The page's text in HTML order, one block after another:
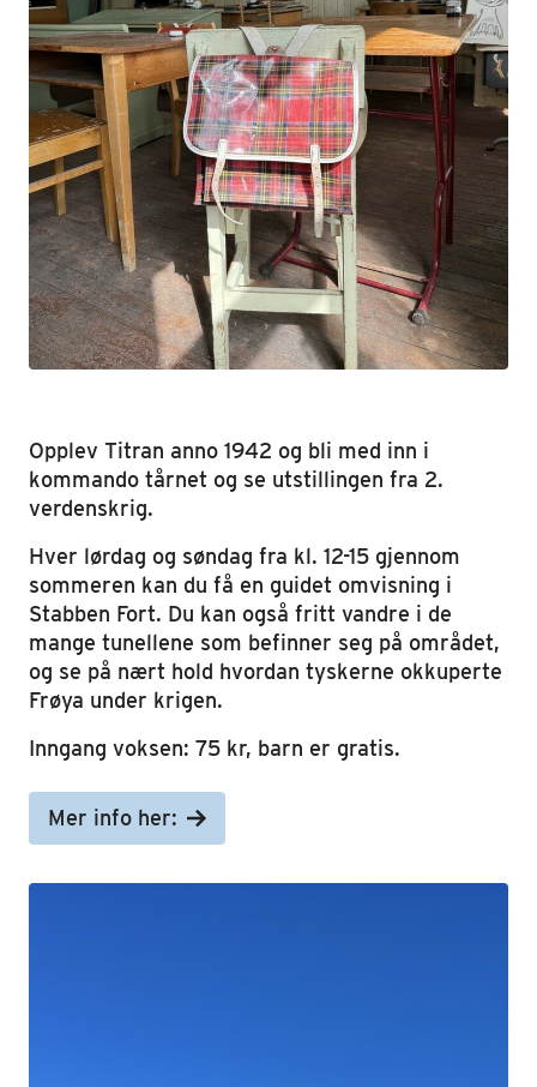
Opplev Titran anno 1942 og bli med inn i
kommando tårnet og se utstillingen fra 2.
verdenskrig.
Hver lørdag og søndag fra kl. 12-15 gjennom
sommeren kan du få en guidet omvisning i
Stabben Fort. Du kan også fritt vandre i de
mange tunellene som befinner seg på området,
og se på nært hold hvordan tyskerne okkuperte
Frøya under krigen.
Inngang voksen: 75 kr, barn er gratis.
Mer info her: